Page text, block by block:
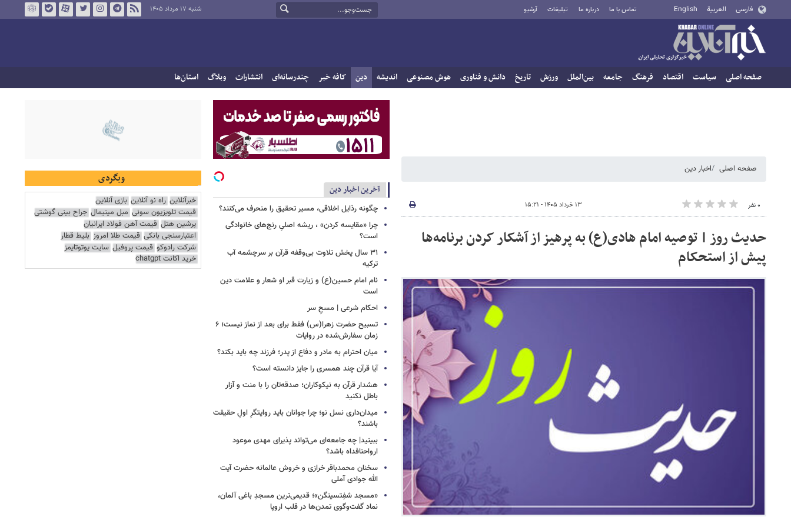
فارسی العربية English تماس با ما درباره ما تبلیغات آرشیو شنبه ۱۷ مرداد ۱۴۰۵
صفحه اصلی سیاست اقتصاد فرهنگ جامعه بین‌الملل ورزش تاریخ دانش و فناوری هوش مصنوعی اندیشه دین کافه خبر چندرسانه‌ای انتشارات وبلاگ استان‌ها
صفحه اصلی اخبار دین
۰ نفر ۱۳ خرداد ۱۴۰۵ - ۱۵:۲۱
حدیث روز | توصیه امام هادی(ع) به پرهیز از آشکار کردن برنامه‌ها
پیش از استحکام
آخرین اخبار دین
چگونه رذایل اخلاقی، مسیر تحقیق را منحرف می‌کنند؟
چرا «مقایسه کردن» ، ریشه اصلیِ رنج‌های خانوادگی
است؟
۳۱ سال پخش تلاوت بی‌وقفه قرآن بر سرچشمه آب
ترکیه
نام امام حسین(ع) و زیارت قبر او شعار و علامت دین
است
احکام شرعی | مسحِ سر
تسبیح حضرت زهرا(س) فقط برای بعد از نماز نیست؛ ۶
زمان سفارش‌شده در روایات
میان احترام به مادر و دفاع از پدر؛ فرزند چه باید بکند؟
آیا قرآن چند همسری را جایز دانسته است؟
هشدار قرآن به نیکوکاران؛ صدقه‌تان را با منت و آزار
باطل نکنید
میدان‌داری نسل نو؛ چرا جوانان باید روایتگرِ اولِ حقیقت
باشند؟
ببینید| چه جامعه‌ای می‌تواند پذیرای مهدی موعود
ارواحنافداه باشد؟
سخنان محمدباقر خرازی و خروش عالمانه حضرت آیت
الله جوادی آملی
«مسجد شفِتسینگن»؛ قدیمی‌ترین مسجدِ باغی آلمان،
نماد گفت‌وگوی تمدن‌ها در قلب اروپا
وبگردی
خبرآنلاین راه نو آنلاین بازی آنلاین
قیمت تلویزیون سونی مبل مینیمال جراح بینی گوشتی
پرشین هتل قیمت آهن فولاد ایرانیان
اعتبارسنجی بانکی قیمت طلا امروز بلیط قطار
شرکت رادوکو قیمت پروفیل سایت یوتوتایمز
خرید اکانت chatgpt